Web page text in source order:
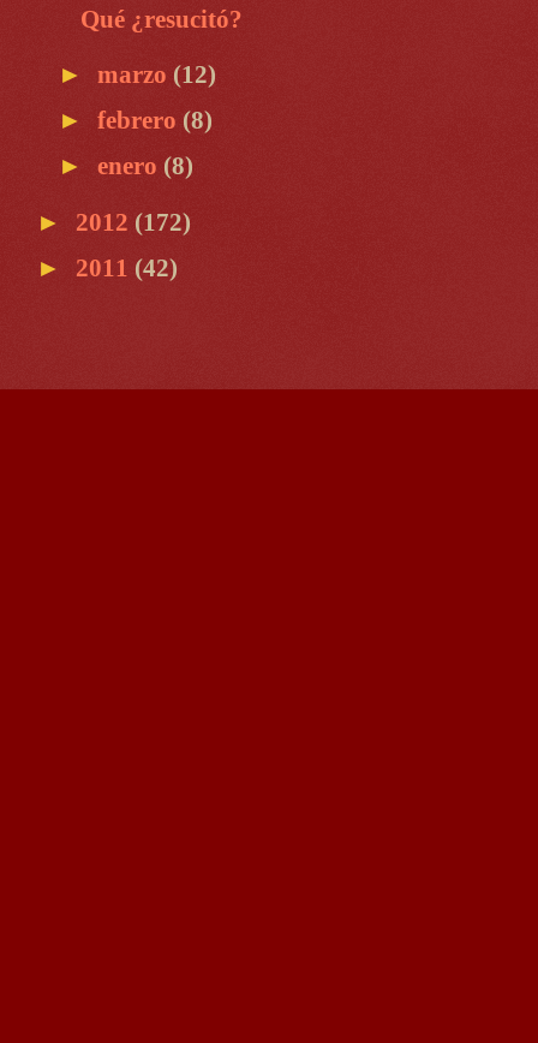
Qué ¿resucitó?
► marzo (12)
► febrero (8)
► enero (8)
► 2012 (172)
► 2011 (42)